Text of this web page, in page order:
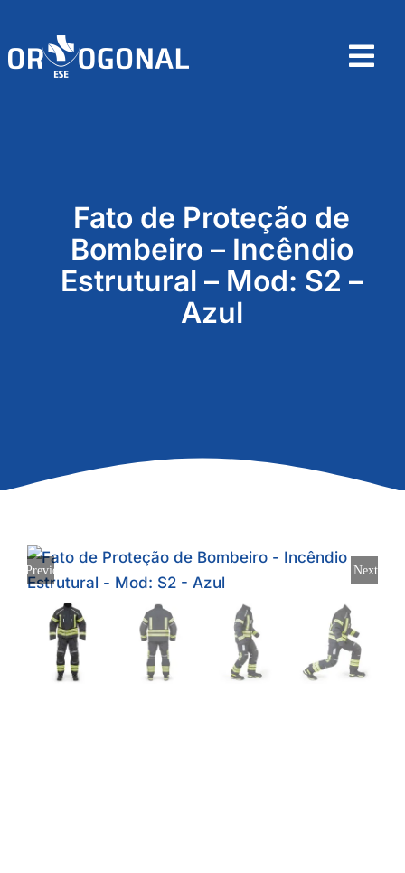
content
Produtos
Contactos
Fato de Proteção de
Bombeiro – Incêndio
Estrutural – Mod: S2 –
Azul
Previous Next